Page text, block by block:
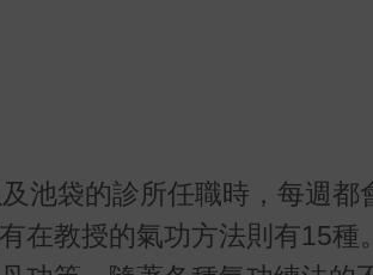
池袋的診所任職時，每週都
在教授的氣功方法則有15種